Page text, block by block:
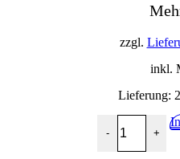
zzgl.
inkl.
Lieferung:
- +